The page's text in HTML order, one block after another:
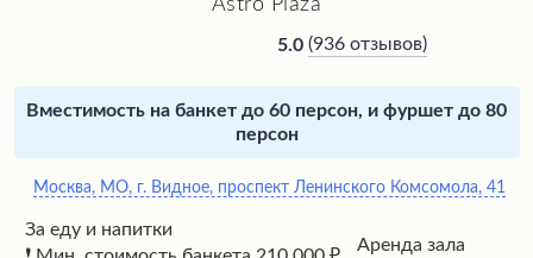
5.0 (936 отзывов)
Вместимость на банкет до 60 персон, и фуршет до 80
персон
Москва, МО, г. Видное, проспект Ленинского Комсомола, 41
За еду и напитки
Аренда зала